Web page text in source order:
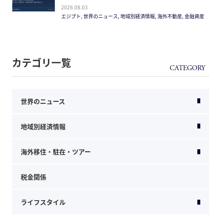
2026.08.03
エジプト, 世界のニュース, 地域別経済情報, 海外不動産, 金融資産
カテゴリ一覧
世界のニュース
地域別経済情報
海外移住・駐在・ツアー
税金関係
ライフスタイル